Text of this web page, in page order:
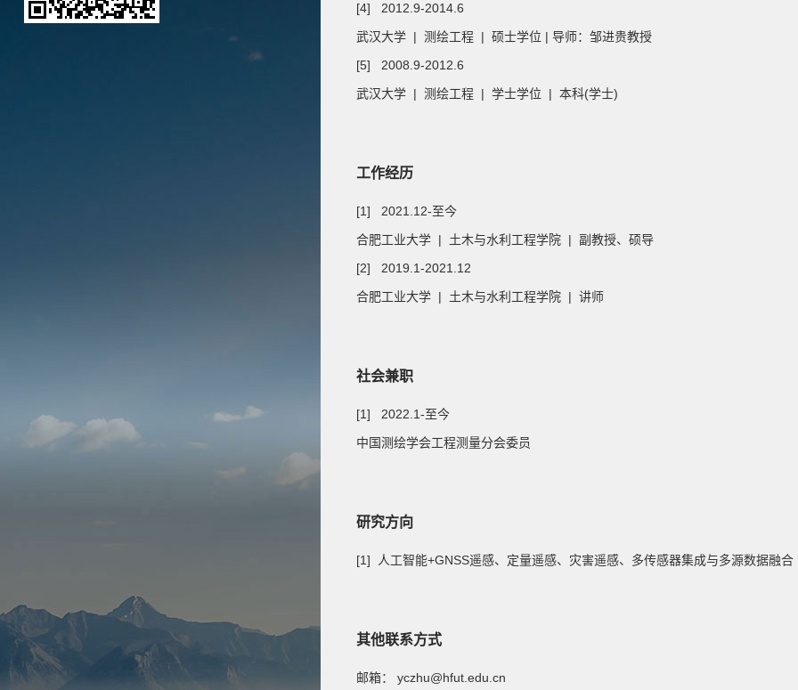
[4] 2012.9-2014.6
武汉大学 | 测绘工程 | 硕士学位 | 导师：邹进贵教授
[5] 2008.9-2012.6
武汉大学 | 测绘工程 | 学士学位 | 本科(学士)
工作经历
[1] 2021.12-至今
合肥工业大学 | 土木与水利工程学院 | 副教授、硕导
[2] 2019.1-2021.12
合肥工业大学 | 土木与水利工程学院 | 讲师
社会兼职
[1] 2022.1-至今
中国测绘学会工程测量分会委员
研究方向
[1] 人工智能+GNSS遥感、定量遥感、灾害遥感、多传感器集成与多源数据融合
其他联系方式
邮箱： yczhu@hfut.edu.cn